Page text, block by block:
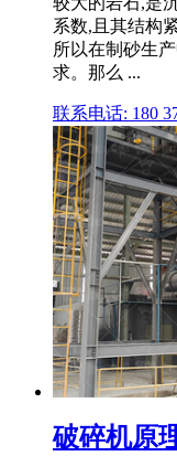
系数,且其结构
所以在制砂生
求。那么 ...
联系电话: 180
破碎机原